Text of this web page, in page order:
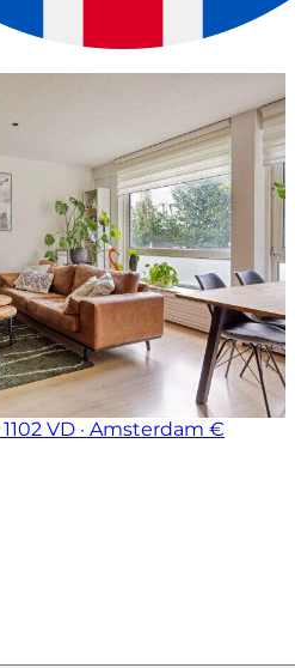
1102 VD · Amsterdam €